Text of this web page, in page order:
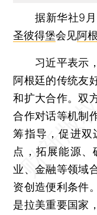
据新华社9月
圣彼得堡会见阿
习近平表示，
阿根廷的传统友
和扩大合作。双
合作对话等机制
筹指导，促进双
点，拓展能源
业、金融等领域
资创造便利条件
是拉美重要国家